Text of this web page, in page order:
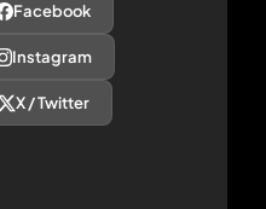
Facebook
Instagram
X / Twitter